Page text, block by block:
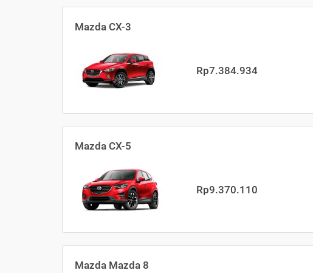
Mazda CX-3
Rp7.384.934
Mazda CX-5
Rp9.370.110
Mazda Mazda 8